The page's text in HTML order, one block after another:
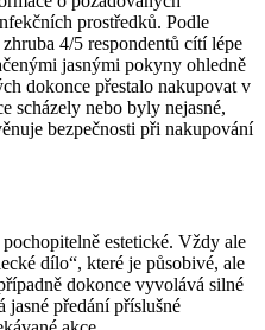
prostředků. Podle
4/5 respondentů cítí lépe
jasnými pokyny ohledně
dokonce přestalo nakupovat v
scházely nebo byly nejasné,
bezpečnosti při nakupování
estetické. Vždy ale
dílo“, které je působivé, ale
dokonce vyvolává silné
jasné předání příslušné